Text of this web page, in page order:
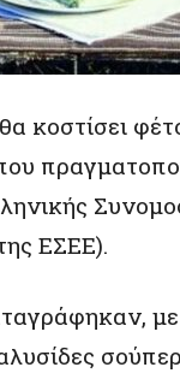
κοστίσει
ΕΣΕΕ).
με